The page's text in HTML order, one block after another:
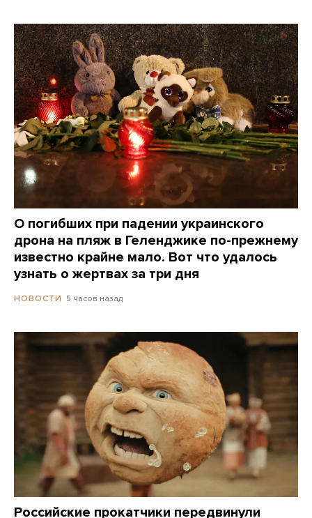
О погибших при падении украинского
дрона на пляж в Геленджике по-прежнему
известно крайне мало. Вот что удалось
узнать о жертвах за три дня
НОВОСТИ 5 часов назад
Российские прокатчики передвинули